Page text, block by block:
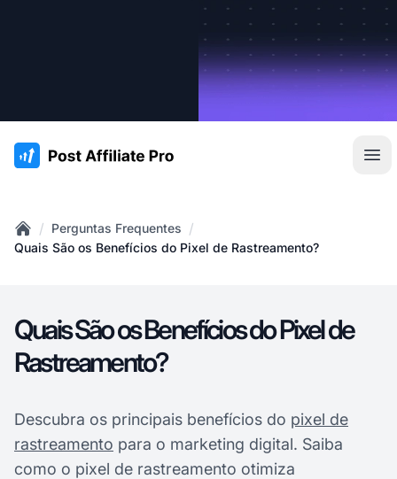
:site.title
Home
/ Perguntas Frequentes /
Quais São os Benefícios do Pixel de Rastreamento?
Quais São os Benefícios do Pixel de
Rastreamento?
Descubra os principais benefícios do pixel de
rastreamento para o marketing digital. Saiba
como o pixel de rastreamento otimiza